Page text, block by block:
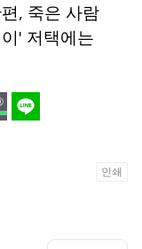
, 죽은 사람
' 저택에는
인쇄